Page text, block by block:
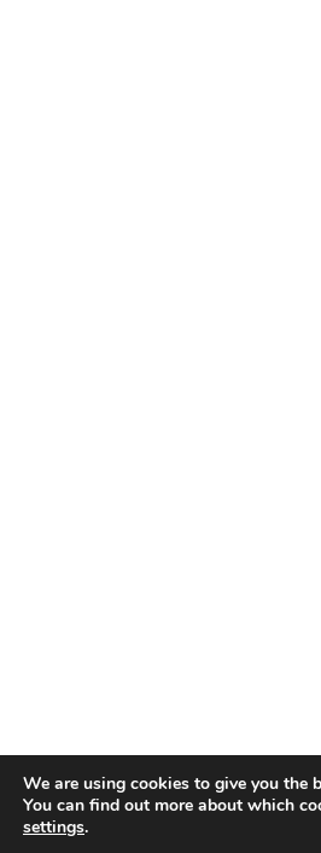
We are using cookies to give you the
You can find out more about which
settings.